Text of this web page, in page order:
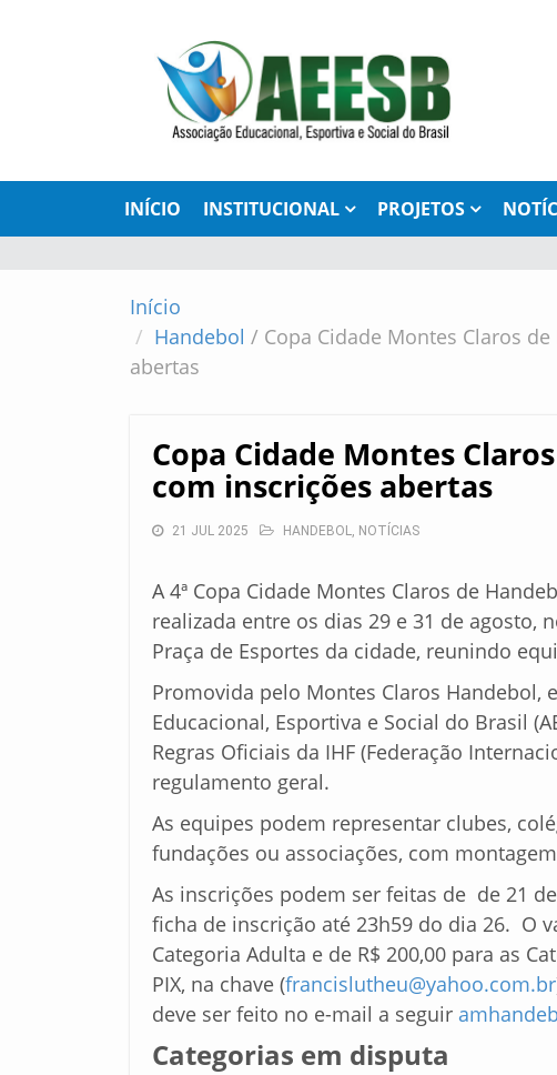
INÍCIO INSTITUCIONAL PROJETOS
Início
Handebol / Copa Cidade Montes Claros
abertas
Copa Cidade Montes
com inscrições abertas
21 JUL 2025 HANDEBOL, NOTÍCIAS
A 4ª Copa Cidade Montes Claros de
realizada entre os dias 29 e 31 de agosto,
Praça de Esportes da cidade, reunindo
Promovida pelo Montes Claros Handebol,
Educacional, Esportiva e Social do Brasil
Regras Oficiais da IHF (Federação
regulamento geral.
As equipes podem representar clubes,
fundações ou associações, com
As inscrições podem ser feitas de de 21
ficha de inscrição até 23h59 do dia 26. O
Categoria Adulta e de R$ 200,00 para as
PIX, na chave (francislutheu@yahoo.com.br
deve ser feito no e-mail a seguir
Categorias em disputa